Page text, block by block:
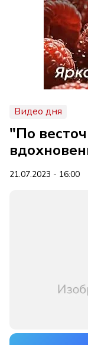
Видео дня
"По
21.07.2023 - 16:00